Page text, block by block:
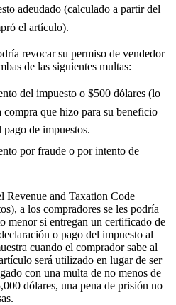
adeudado (calculado a partir del
el artículo).
revocar su permiso de vendedor
de las siguientes multas:
del impuesto o $500 dólares (lo
compra que hizo para su beneficio
de impuestos.
por fraude o por intento de
Revenue and Taxation Code
a los compradores se les podría
menor si entregan un certificado de
o pago del impuesto al
cuando el comprador sabe al
será utilizado en lugar de ser
con una multa de no menos de
dólares, una pena de prisión no